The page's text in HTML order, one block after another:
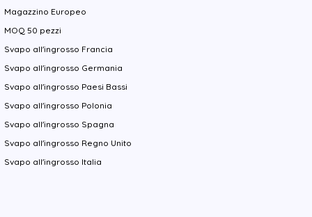
Magazzino Europeo
MOQ 50 pezzi
Svapo all'ingrosso Francia
Svapo all'ingrosso Germania
Svapo all'ingrosso Paesi Bassi
Svapo all'ingrosso Polonia
Svapo all'ingrosso Spagna
Svapo all'ingrosso Regno Unito
Svapo all'ingrosso Italia